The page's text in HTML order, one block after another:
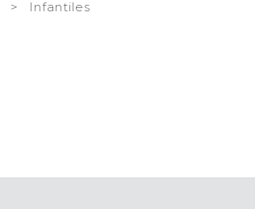
> Infantiles